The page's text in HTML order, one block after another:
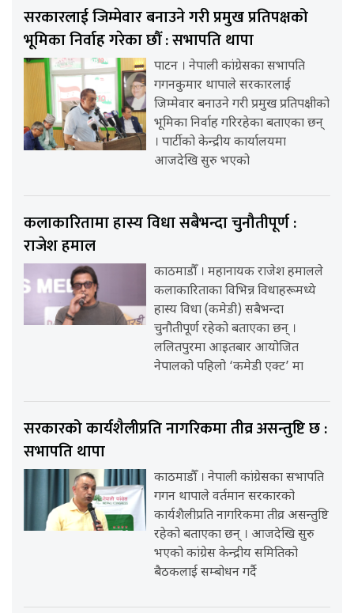
सरकारलाई जिम्मेवार बनाउने गरी प्रमुख प्रतिपक्षको
भूमिका निर्वाह गरेका छौँ : सभापति थापा
पाटन । नेपाली कांग्रेसका सभापति
गगनकुमार थापाले सरकारलाई
जिम्मेवार बनाउने गरी प्रमुख प्रतिपक्षीको
भूमिका निर्वाह गरिरहेका बताएका छन्
। पार्टीको केन्द्रीय कार्यालयमा
आजदेखि सुरु भएको
कलाकारितामा हास्य विधा सबैभन्दा चुनौतीपूर्ण :
राजेश हमाल
काठमाडौँ । महानायक राजेश हमालले
कलाकारिताका विभिन्न विधाहरूमध्ये
हास्य विधा (कमेडी) सबैभन्दा
चुनौतीपूर्ण रहेको बताएका छन् ।
ललितपुरमा आइतबार आयोजित
नेपालको पहिलो ‘कमेडी एक्ट’ मा
सरकारको कार्यशैलीप्रति नागरिकमा तीव्र असन्तुष्टि छ :
सभापति थापा
काठमाडौँ । नेपाली कांग्रेसका सभापति
गगन थापाले वर्तमान सरकारको
कार्यशैलीप्रति नागरिकमा तीव्र असन्तुष्टि
रहेको बताएका छन् । आजदेखि सुरु
भएको कांग्रेस केन्द्रीय समितिको
बैठकलाई सम्बोधन गर्दै